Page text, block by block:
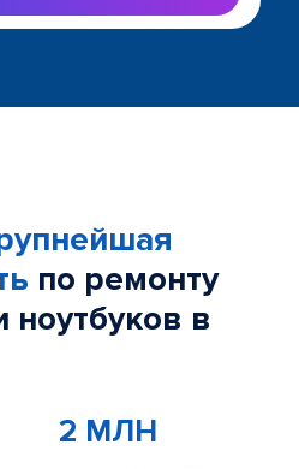
по ремонту
в
2 МЛН